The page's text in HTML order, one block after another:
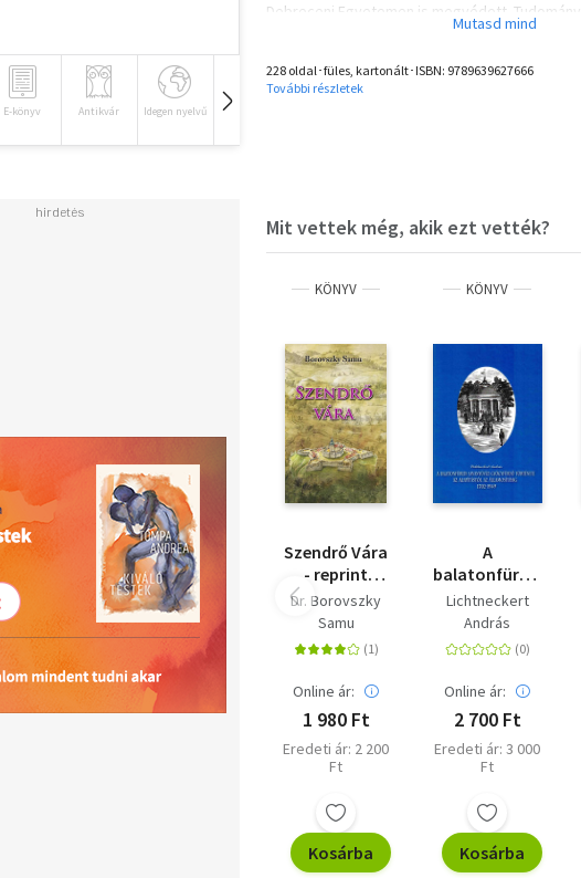
E-könyv Antikvár Idegen nyelvű Hangoskönyv
Debreceni Egyetemen is megvédett.
dolgozott a Közép-európai Egyetemen és az
Kutatóközpont Történettudományi Intézetének
a Miskolci és a Debreceni Egyetemen, a
228 oldal･füles, kartonált･ISBN: 9789639627666
További részletek
Mit vettek még, akik ezt vették?
KÖNYV
Szendrő Vára
- reprint
kiadás
Dr. Borovszky
Samu
Online ár:
1 980 Ft
Eredeti ár: 2 200
Ft
Kosárba
KÖNYV
A
balatonfüredi
savanyúvízi
gyógyfürdő
története - Az
alapítástól az
államosításig
Lichtneckert
András
Online ár:
2 700 Ft
Eredeti ár: 3 000
Ft
Kosárba